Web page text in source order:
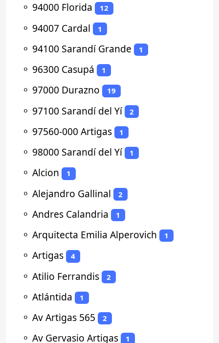
⚬ 94000 Florida 12
⚬ 94007 Cardal 1
⚬ 94100 Sarandí Grande 1
⚬ 96300 Casupá 1
⚬ 97000 Durazno 19
⚬ 97100 Sarandí del Yí 2
⚬ 97560-000 Artigas 1
⚬ 98000 Sarandí del Yí 1
⚬ Alcion 1
⚬ Alejandro Gallinal 2
⚬ Andres Calandria 1
⚬ Arquitecta Emilia Alperovich 1
⚬ Artigas 4
⚬ Atilio Ferrandis 2
⚬ Atlántida 1
⚬ Av Artigas 565 2
⚬ Av Gervasio Artigas 1